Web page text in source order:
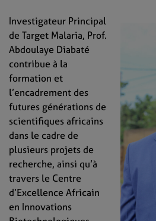
Investigateur Principal
de Target Malaria, Prof.
Abdoulaye Diabaté
contribue à la
formation et
l’encadrement des
futures générations de
scientifiques africains
dans le cadre de
plusieurs projets de
recherche, ainsi qu’à
travers le Centre
d’Excellence Africain
en Innovations